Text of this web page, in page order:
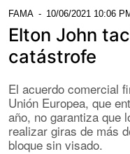
FAMA - 10/06/2021 10:06
Elton John
catástrofe
El acuerdo comercial
Unión Europea, que
año, no garantiza que
realizar giras de más
bloque sin visado.